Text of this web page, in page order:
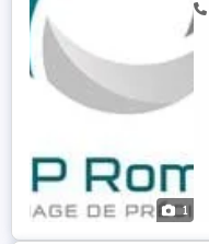
1